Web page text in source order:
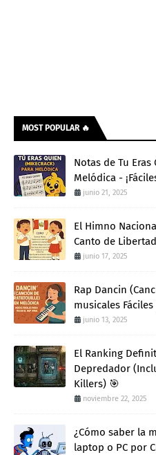
MOST POPULAR 🔥
Notas de Tu
Melódica -
junio 21, 2025
El Himno
Canto de
junio 17, 2025
Rap Dancin
musicales
junio 13, 2025
El Ranking
Depredador
Killers) 🎯
noviembre 22, 2025
¿Cómo saber la
laptop o PC por